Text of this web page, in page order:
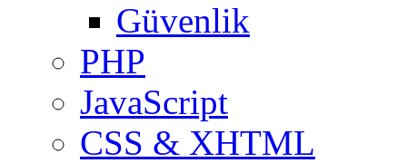
Güvenlik
PHP
JavaScript
CSS & XHTML